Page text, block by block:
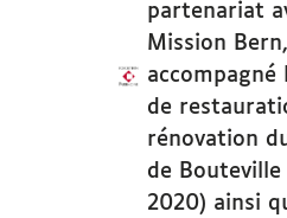
partenariat
Mission
accompagné
de
rénovation
de Bouteville
2020) ainsi